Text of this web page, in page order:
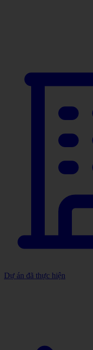
Dự án đã thực hiện